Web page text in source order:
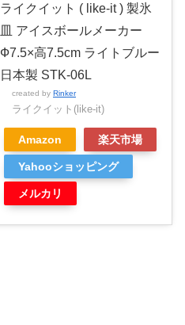
ライクイット ( like-it ) 製氷
皿 アイスボールメーカー
Ф7.5×高7.5cm ライトブルー
日本製 STK-06L
created by Rinker
ライクイット(like-it)
Amazon 楽天市場
Yahooショッピング
メルカリ